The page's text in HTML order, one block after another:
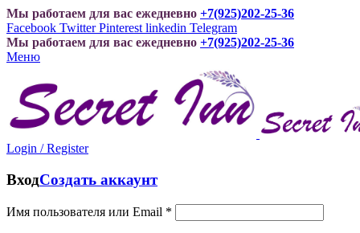
Мы работаем для вас ежедневно +7(925)202-25-36
Facebook Twitter Pinterest linkedin Telegram
Мы работаем для вас ежедневно +7(925)202-25-36
Меню
Login / Register
ВходСоздать аккаунт
Имя пользователя или Email *